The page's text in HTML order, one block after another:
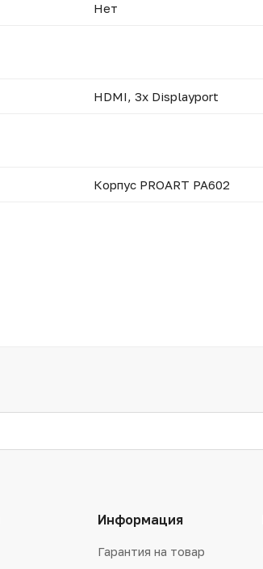
Нет
HDMI, 3x Displayport
Корпус PROART PA602
Информация
Гарантия на товар